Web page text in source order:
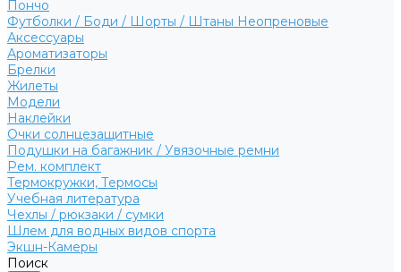
Пончо
Футболки / Боди / Шорты / Штаны Неопреновые
Аксессуары
Ароматизаторы
Брелки
Жилеты
Модели
Наклейки
Очки солнцезащитные
Подушки на багажник / Увязочные ремни
Рем. комплект
Термокружки, Термосы
Учебная литература
Чехлы / рюкзаки / сумки
Шлем для водных видов спорта
Экшн-Камеры
Поиск